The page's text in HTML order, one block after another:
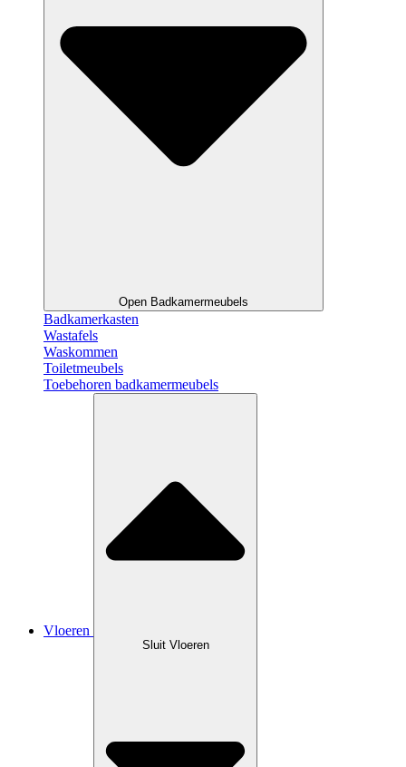
Open Badkamermeubels
Badkamerkasten
Wastafels
Waskommen
Toiletmeubels
Toebehoren badkamermeubels
Vloeren
Sluit Vloeren